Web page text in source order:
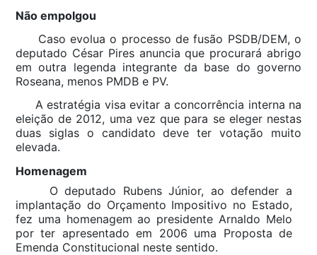
Não empolgou
Caso evolua o processo de fusão PSDB/DEM, o
deputado César Pires anuncia que procurará abrigo
em outra legenda integrante da base do governo
Roseana, menos PMDB e PV.
A estratégia visa evitar a concorrência interna na
eleição de 2012, uma vez que para se eleger nestas
duas siglas o candidato deve ter votação muito
elevada.
Homenagem
O deputado Rubens Júnior, ao defender a
implantação do Orçamento Impositivo no Estado,
fez uma homenagem ao presidente Arnaldo Melo
por ter apresentado em 2006 uma Proposta de
Emenda Constitucional neste sentido.